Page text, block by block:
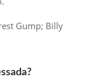
Gump; Billy